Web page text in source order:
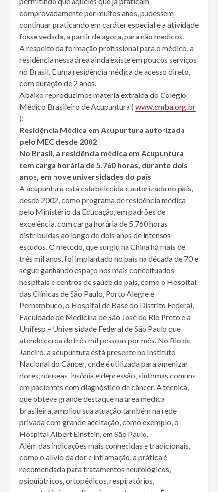
comprovadamente por muitos anos, pudessem
continuar praticando em caráter especial e a atividade
fosse vedada, a partir de agora, para não médicos.
A respeito da formação profissional para o médico, a
residência nessa área ainda existe em poucos serviços
no Brasil. É uma residência médica de acesso direto,
com duração de 2 anos.
Abaixo reproduzimos matéria extraída do Colégio
Médico Brasileiro de Acupuntura ( www.cmba.org.br
):
Residência Médica em Acupuntura autorizada
pelo MEC desde 2002
No Brasil, a residência médica em Acupuntura
tem carga horária de 5.760 horas, durante dois
anos, em nove universidades do país
A acupuntura está estabelecida e autorizada no país,
desde 2002, como programa de residência médica
pelo Ministério da Educação, em padrões de
excelência, com carga horária de 5.760 horas
distribuídas ao longo de dois anos de intensos
estudos. O método, que surgiu na China há mais de
três mil anos, foi implantado no país na década de 70 e
segue ganhando espaço nos mais conceituados
hospitais e centros de saúde do país, como o Hospital
das Clínicas de São Paulo, Porto Alegre e
Pernambuco, o Hospital de Base do Distrito Federal,
Faculdade de Medicina de São José do Rio Preto e a
Unifesp – Universidade Federal de São Paulo que
atende cerca de três mil pessoas por mês. No Rio de
Janeiro, a acupuntura está presente no Instituto
Nacional do Câncer, onde é utilizada para amenizar
dores, náuseas, insônia e depressão, sintomas comuns
em pacientes com diagnóstico de câncer. A técnica,
que obteve grande destaque na área médica
brasileira, ampliou sua atuação também na rede
privada com grande aceitação, como exemplo, o
Hospital Albert Einstein, em São Paulo.
Além das indicações mais conhecidas e tradicionais,
como o alívio da dor e inflamação, a prática é
recomendada para tratamentos neurológicos,
psiquiátricos, ortopédicos, respiratórios,